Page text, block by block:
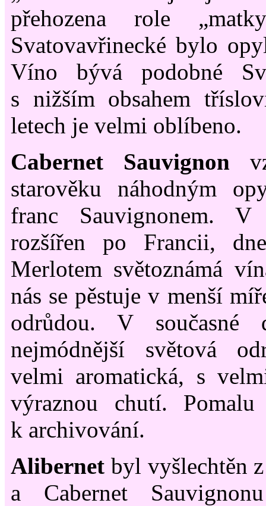
přehozena role
Svatovavřinecké bylo
Víno bývá podobné
s nižším obsahem
letech je velmi oblíbeno.
Cabernet Sauvignon
starověku náhodným
franc Sauvignonem.
rozšířen po Francii,
Merlotem světoznámá
nás se pěstuje v menší
odrůdou. V
nejmódnější světová
velmi aromatická, s
výraznou chutí.
k archivování.
Alibernet byl vyšlechtěn
a Cabernet